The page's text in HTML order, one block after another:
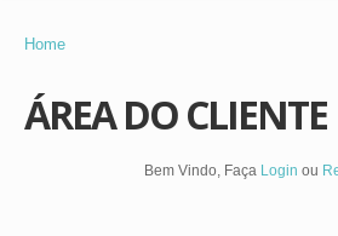
Home
ÁREA DO CLIENTE
Bem Vindo, Faça Login ou